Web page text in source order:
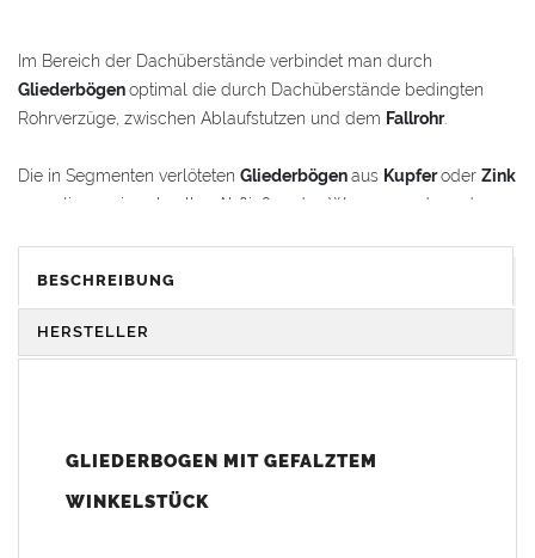
Im Bereich der Dachüberstände verbindet man durch
Gliederbögenoptimal die durch Dachüberstände bedingten
Rohrverzüge, zwischen Ablaufstutzen und dem Fallrohr.
Die in Segmenten verlöteten Gliederbögenaus Kupferoder Zink
garantieren ein schnelles Abfließen des Wassers und werden
Gliederbogenwird mit einem gefalztem Standard-
Winkelstück geliefert. Auf Wunsch kann das Winkelstück auch
BESCHREIBUNG
HERSTELLER
GLIEDERBOGEN MIT GEFALZTEM
WINKELSTÜCK